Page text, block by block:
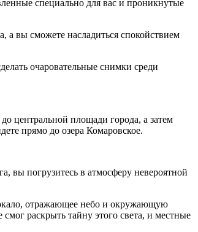
специально для вас и проникнутые
а вы сможете насладиться спокойствием
очаровательные снимки среди
центральной площади города, а затем
прямо до озера Комаровское.
вы погрузитесь в атмосферу невероятной
отражающее небо и окружающую
раскрыть тайну этого света, и местные